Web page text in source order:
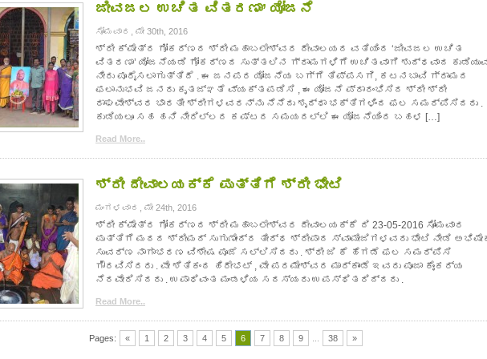
ಜೀವಜಲ ಉಚಿತ ವಿತರಣಾ’ ಯೋಜನೆ
ಸೋಮವಾರ, ಮೇ 30th, 2016
ಶ್ರೀ ಕ್ಷೇತ್ರ ಗೋಕರ್ಣದ ಶ್ರೀ ಮಹಾಬಲೇಶ್ವರ ದೇವಾಲಯದ ವತಿಯಿಂದ ‘ಜೀವಜಲ ಉಚಿತ
ವಿತರಣಾ’ ಯೋಜನೆಯಡಿ ಗೋಕರ್ಣದ ಸುತ್ತಲಿನ ಗ್ರಾಮಗಳಿಗೆ ಉಚಿತವಾಗಿ ಶುದ್ಧವಾದ
ನೀರು ಪೂರೈಸಲಾಗುತ್ತಿದೆ . ಈ ಜನಪರ ಯೋಜನೆಯ ಬಗ್ಗೆ ತಿಪ್ಪಸಗಿ, ಕಟನಬಾವಿ ಗ್ರಾಮದ
ಫಲಾನುಭವಿ ಜನರು ಕೃತಜ್ಞತೆ ವ್ಯಕ್ತಪಡಿಸಿ , ಈ ಯೋಜನೆ ಪ್ರಾರಂಭಿಸಿದ ಶ್ರೀ ಶ್ರೀ
ರಾಘವೇಶ್ವರ ಭಾರತೀ ಶ್ರೀಗಳವರನ್ನು ನೆನೆದು ಶೃದ್ಧಾ ಭಕ್ತಿಗಳಿಂದ ಫಲ ಸಮರ್ಪಿಸಿದರು .
ಕುಡಿಯಲೂ ಸಹ ಹನಿ ನೀರಿಲ್ಲದ ಕಷ್ಟದ ಸಮಯದಲ್ಲಿ ಈ ಯೋಜನೆಯಿಂದ ಬಹಳ […]
Read More..
ಶ್ರೀ ದೇವಾಲಯಕ್ಕೆ ಪುತ್ತಿಗೆ ಶ್ರೀ ಭೇಟಿ
ಮಂಗಳವಾರ, ಮೇ 24th, 2016
ಶ್ರೀ ಕ್ಷೇತ್ರ ಗೋಕರ್ಣದ ಶ್ರೀ ಮಹಾಬಲೇಶ್ವರ ದೇವಾಲಯಕ್ಕೆ ದಿ 23-05-2016 ಸೋಮವಾರ
ಪುತ್ತಿಗೆ ಮಠದ ಶ್ರೀಮದ್ ಸುಗುಣೇಂದ್ರ ತೀರ್ಥ ಶ್ರೀಪಾದ ಸ್ವಾಮೀಜಿಗಳವರು ಭೇಟಿ ನೀಡಿ
ಸುವರ್ಣ ನಾಗಾಭರಣ ವಿಶೇಷ ಪೂಜೆ ಸಲ್ಲಿಸಿದರು . ಶ್ರೀ ಜಿ ಕೆ ಹೆಗಡೆ ಫಲ ಸಮರ್ಪಿಸಿ
ಗೌರವಿಸಿದರು . ವೇ ಶಿತಿಕಂಠ ಹಿರೇಭಟ್ , ವೇ ಪರಮೇಶ್ವರ ಮಾರ್ಕಾಂಡೆ ಇವರು ಪೂಜಾ ಕೈಂಕರ್ಯ
ನೆರವೇರಿಸಿದರು . ಉಪಾಧಿವಂತ ಮಂಡಳಿಯ ಸದಸ್ಯರು ಉಪಸ್ಥಿತರಿದ್ದರು .
Read More..
Pages: « 1 2 3 4 5 6 7 8 9 38 »